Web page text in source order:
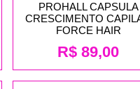
PROHALL CAPSULA
CRESCIMENTO
FORCE HAIR
R$ 89,00